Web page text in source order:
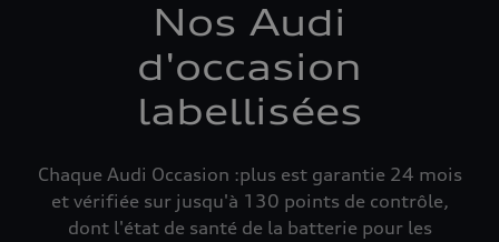
Nos Audi
d'occasion
labellisées
Chaque Audi Occasion :plus est garantie 24 mois
et vérifiée sur jusqu'à 130 points de contrôle,
dont l'état de santé de la batterie pour les